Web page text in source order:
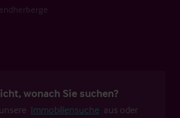
wonach Sie suchen?
Immobiliensuche aus oder